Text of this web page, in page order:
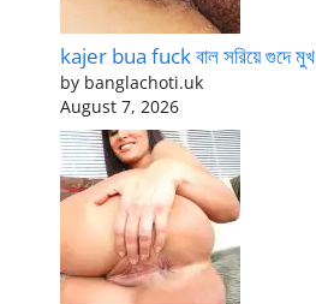
kajer bua fuck বাল সরিয়ে গুদে মুখ
by banglachoti.uk
August 7, 2026